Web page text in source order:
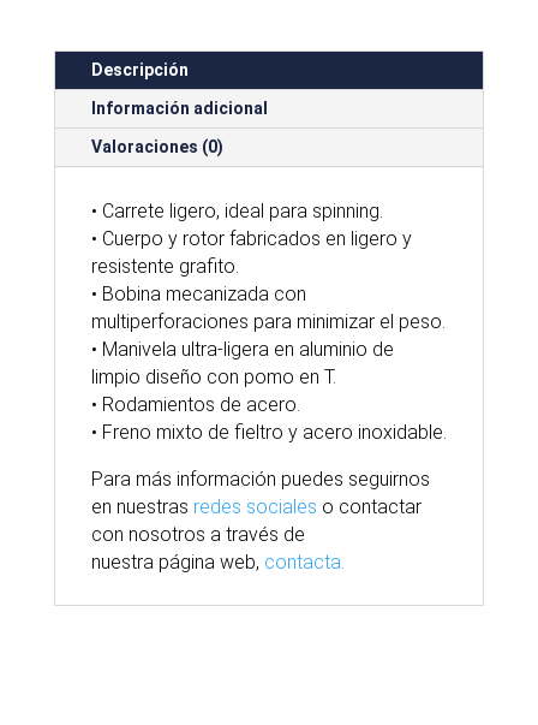
Descripción
Información adicional
Valoraciones (0)
• Carrete ligero, ideal para spinning.
• Cuerpo y rotor fabricados en ligero y
resistente grafito.
• Bobina mecanizada con
multiperforaciones para minimizar el peso.
• Manivela ultra-ligera en aluminio de
limpio diseño con pomo en T.
• Rodamientos de acero.
• Freno mixto de fieltro y acero inoxidable.
Para más información puedes seguirnos
en nuestras redes sociales o contactar
con nosotros a través de
nuestra página web, contacta.